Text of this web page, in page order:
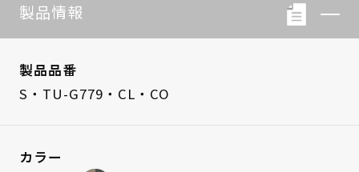
製品情報
製品品番
S・TU-G779・CL・CO
カラー